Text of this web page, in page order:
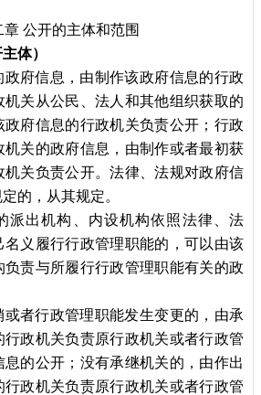
章 公开的主体和范围
体）
府信息，由制作该政府信息的行政
关从公民、法人和其他组织获取的
府信息的行政机关负责公开；行政
关的政府信息，由制作或者最初获
关负责公开。法律、法规对政府信
的，从其规定。
派出机构、内设机构依照法律、法
义履行行政管理职能的，可以由该
责与所履行行政管理职能有关的政
者行政管理职能发生变更的，由承
政机关负责原行政机关或者行政管
的公开；没有承继机关的，由作出
政机关负责原行政机关或者行政管